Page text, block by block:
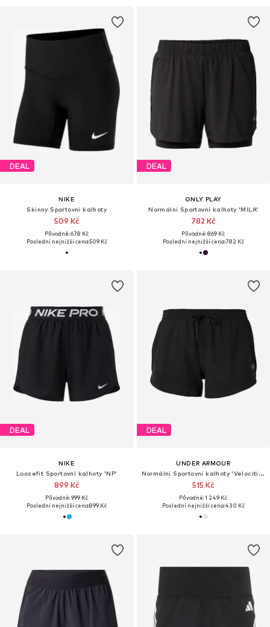
DEAL
NIKE
Skinny Sportovní kalhoty
509 Kč
Původně: 678 Kč
Poslední nejnižší cena:509 Kč
DEAL
ONLY PLAY
Normální Sportovní kalhoty 'MILA'
782 Kč
Původně: 869 Kč
Poslední nejnižší cena:782 Kč
DEAL
NIKE
Loosefit Sportovní kalhoty 'NP'
899 Kč
Původně: 999 Kč
Poslední nejnižší cena:899 Kč
DEAL
UNDER ARMOUR
Normální Sportovní kalhoty 'Velociti Pro 3'
515 Kč
Původně: 1 249 Kč
Poslední nejnižší cena:430 Kč